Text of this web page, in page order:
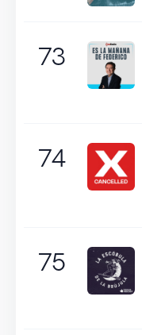
73
74
75